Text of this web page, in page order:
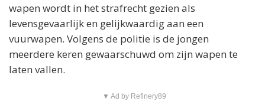
wapen wordt in het strafrecht gezien als
levensgevaarlijk en gelijkwaardig aan een
vuurwapen. Volgens de politie is de jongen
meerdere keren gewaarschuwd om zijn wapen te
laten vallen.
▼ Ad by Refinery89